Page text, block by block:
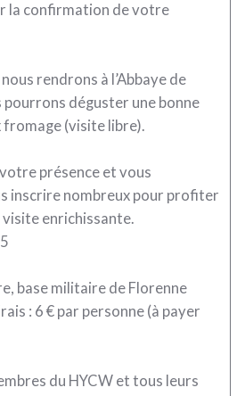
la confirmation de votre
rendrons à l’Abbaye de
pourrons déguster une bonne
fromage (visite libre).
présence et vous
inscrire nombreux pour profiter
enrichissante.
base militaire de Florenne
: 6 € par personne (à payer
du HYCW et tous leurs